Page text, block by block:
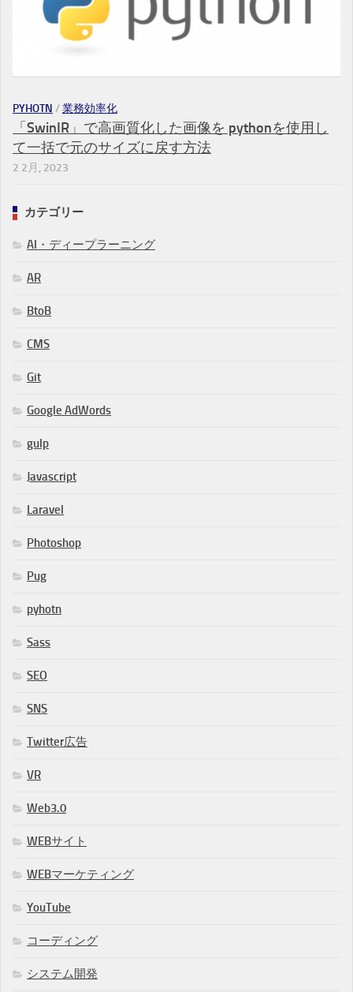
PYHOTN /業務効率化
「SwinIR」で高画質化した画像を pythonを使用し
て一括で元のサイズに戻す方法
2 2月, 2023
カテゴリー
AI・ディープラーニング
AR
BtoB
CMS
Git
Google AdWords
gulp
Javascript
Laravel
Photoshop
Pug
pyhotn
Sass
SEO
SNS
Twitter広告
VR
Web3.0
WEBサイト
WEBマーケティング
YouTube
コーディング
システム開発